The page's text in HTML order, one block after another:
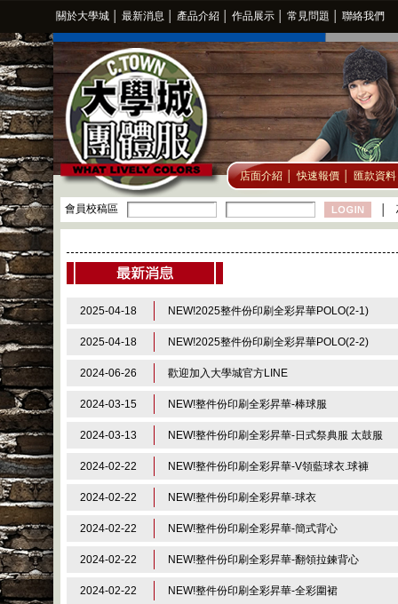
關於大學城 最新消息 產品介紹 作品展示 常見問題 聯絡我們
店面介紹 快速報價 匯款資料
會員校稿區
2025-04-18 NEW!2025整件份印刷全彩昇華POLO(2-1)
2025-04-18 NEW!2025整件份印刷全彩昇華POLO(2-2)
2024-06-26 歡迎加入大學城官方LINE
2024-03-15 NEW!整件份印刷全彩昇華-棒球服
2024-03-13 NEW!整件份印刷全彩昇華-日式祭典服 太鼓服
2024-02-22 NEW!整件份印刷全彩昇華-V領藍球衣.球褲
2024-02-22 NEW!整件份印刷全彩昇華-球衣
2024-02-22 NEW!整件份印刷全彩昇華-簡式背心
2024-02-22 NEW!整件份印刷全彩昇華-翻領拉鍊背心
2024-02-22 NEW!整件份印刷全彩昇華-全彩圍裙